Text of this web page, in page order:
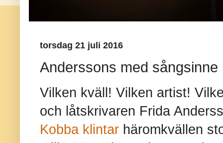
torsdag 21 juli 2016
Anderssons med sångsinne
Vilken kväll! Vilken artist!
och låtskrivaren Frida
Kobba klintar häromkvällen